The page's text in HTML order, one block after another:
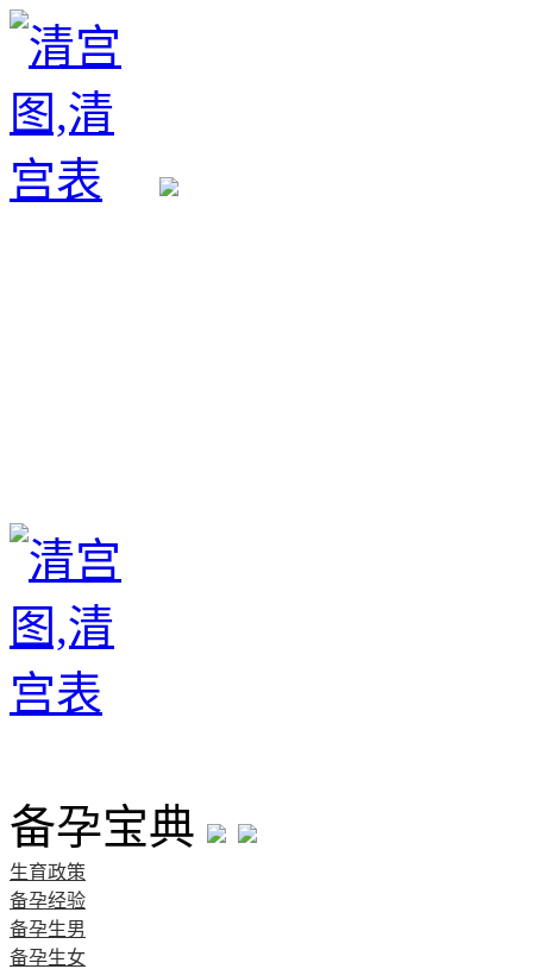
备孕宝典
生育政策
备孕经验
备孕生男
备孕生女